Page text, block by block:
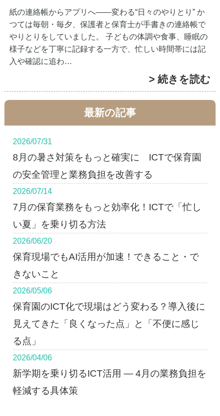
紙の連絡帳からアプリへ――変わる“日々のやりとり” か
つては毎朝・毎夕、保護者と保育士が手書きの連絡帳で
やりとりをしていました。 子どもの体調や食事、睡眠の
様子などを丁寧に記録する一方で、忙しい時間帯には記
入や確認に追わ…
> 続きを読む
最新の記事
2026/07/31
8月の暑さ対策をもっと確実に ICTで保育園
の安全管理と業務負担を改善する
2026/07/14
7月の保育業務をもっと効率化！ICTで「忙し
い夏」を乗り切る方法
2026/06/20
保育現場でもAI活用が加速！できること・で
きないこと
2026/05/06
保育園のICT化で現場はどう変わる？導入後に
見えてきた「良くなった点」と「不便に感じ
る点」
2026/04/06
新学期を乗り切るICT活用 ― 4月の業務負担を
軽減する具体策